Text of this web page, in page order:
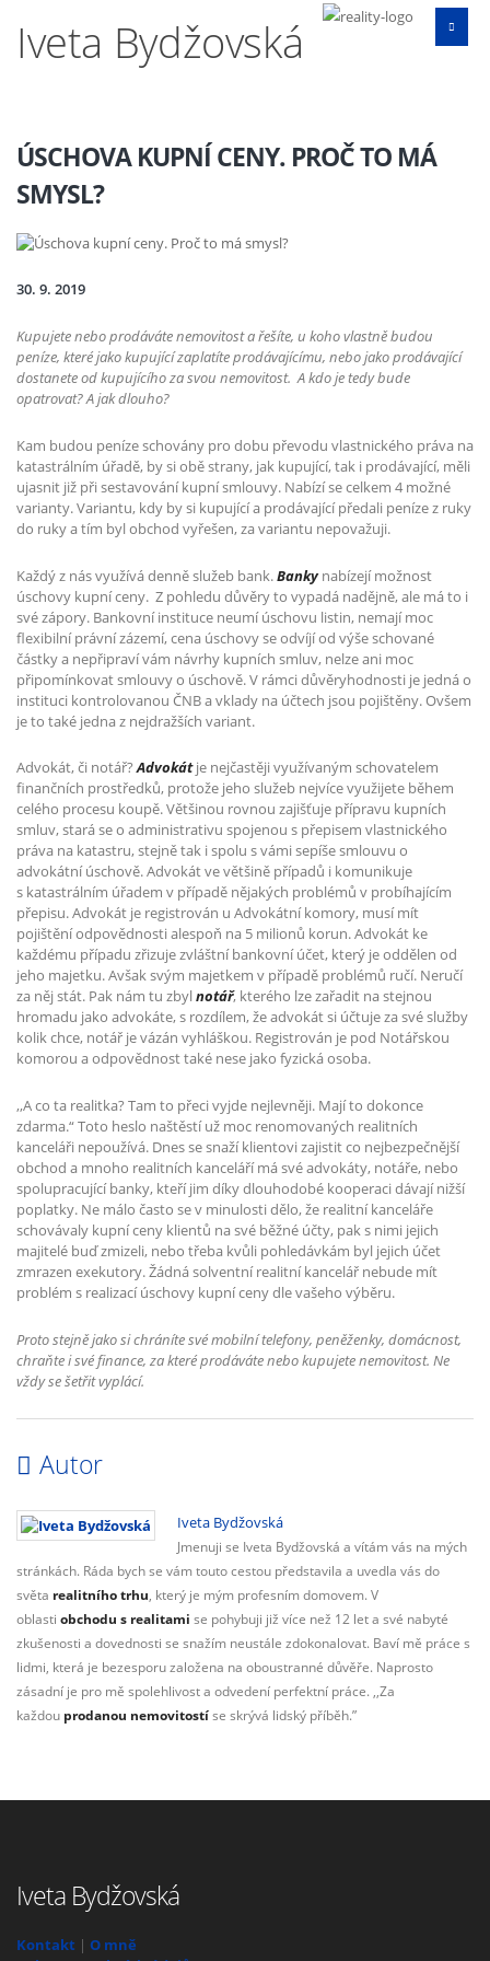
Iveta Bydžovská
ÚSCHOVA KUPNÍ CENY. PROČ TO MÁ
SMYSL?
30. 9. 2019
Kupujete nebo prodáváte nemovitost a řešíte, u koho vlastně budou
peníze, které jako kupující zaplatíte prodávajícímu, nebo jako prodávající
dostanete od kupujícího za svou nemovitost. A kdo je tedy bude
opatrovat? A jak dlouho?
Kam budou peníze schovány pro dobu převodu vlastnického práva na
katastrálním úřadě, by si obě strany, jak kupující, tak i prodávající, měli
ujasnit již při sestavování kupní smlouvy. Nabízí se celkem 4 možné
varianty. Variantu, kdy by si kupující a prodávající předali peníze z ruky
do ruky a tím byl obchod vyřešen, za variantu nepovažuji.
Každý z nás využívá denně služeb bank.Bankynabízejí možnost
úschovy kupní ceny. Z pohledu důvěry to vypadá nadějně, ale má to i
své zápory. Bankovní instituce neumí úschovu listin, nemají moc
flexibilní právní zázemí, cena úschovy se odvíjí od výše schované
částky a nepřipraví vám návrhy kupních smluv, nelze ani moc
připomínkovat smlouvy o úschově. V rámci důvěryhodnosti je jedná o
instituci kontrolovanou ČNB a vklady na účtech jsou pojištěny. Ovšem
je to také jedna z nejdražších variant.
Advokát, či notář?Advokátje nejčastěji využívaným schovatelem
finančních prostředků, protože jeho služeb nejvíce využijete během
celého procesu koupě. Většinou rovnou zajišťuje přípravu kupních
smluv, stará se o administrativu spojenou s přepisem vlastnického
práva na katastru, stejně tak i spolu s vámi sepíše smlouvu o
advokátní úschově. Advokát ve většině případů i komunikuje
s katastrálním úřadem v případě nějakých problémů v probíhajícím
přepisu. Advokát je registrován u Advokátní komory, musí mít
pojištění odpovědnosti alespoň na 5 milionů korun. Advokát ke
každému případu zřizuje zvláštní bankovní účet, který je oddělen od
jeho majetku. Avšak svým majetkem v případě problémů ručí. Neručí
za něj stát. Pak nám tu zbylnotář, kterého lze zařadit na stejnou
hromadu jako advokáte, s rozdílem, že advokát si účtuje za své služby
kolik chce, notář je vázán vyhláškou. Registrován je pod Notářskou
komorou a odpovědnost také nese jako fyzická osoba.
,,A co ta realitka? Tam to přeci vyjde nejlevněji. Mají to dokonce
zdarma.“ Toto heslo naštěstí už moc renomovaných realitních
kanceláři nepoužívá. Dnes se snaží klientovi zajistit co nejbezpečnější
obchod a mnoho realitních kanceláří má své advokáty, notáře, nebo
spolupracující banky, kteří jim díky dlouhodobé kooperaci dávají nižší
poplatky. Ne málo často se v minulosti dělo, že realitní kanceláře
schovávaly kupní ceny klientů na své běžné účty, pak s nimi jejich
majitelé buď zmizeli, nebo třeba kvůli pohledávkám byl jejich účet
zmrazen exekutory. Žádná solventní realitní kancelář nebude mít
problém s realizací úschovy kupní ceny dle vašeho výběru.
Proto stejně jako si chráníte své mobilní telefony, peněženky, domácnost,
chraňte i své finance, za které prodáváte nebo kupujete nemovitost. Ne
vždy se šetřit vyplácí.
Autor
Iveta Bydžovská
Jmenuji se Iveta Bydžovská a vítám vás na mých
stránkách. Ráda bych se vám touto cestou představila a uvedla vás do
světa realitního trhu , který je mým profesním domovem. V
oblasti obchodu s realitami se pohybuji již více než 12 let a své nabyté
zkušenosti a dovednosti se snažím neustále zdokonalovat. Baví mě práce s
lidmi, která je bezesporu založena na oboustranné důvěře. Naprosto
zásadní je pro mě spolehlivost a odvedení perfektní práce. ,,Za
každou prodanou nemovitostí se skrývá lidský příběh.”
Iveta Bydžovská
Kontakt | O mně